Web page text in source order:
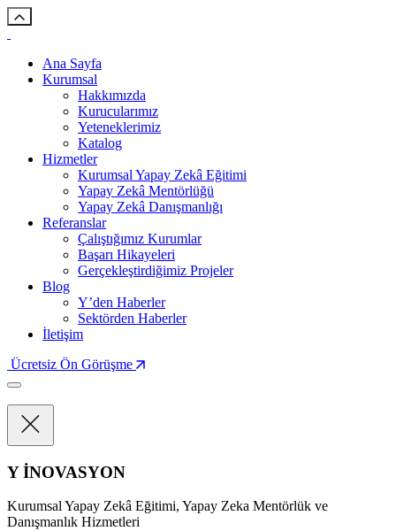
Ana Sayfa
Kurumsal
Hakkımızda
Kurucularımız
Yeteneklerimiz
Katalog
Hizmetler
Kurumsal Yapay Zekâ Eğitimi
Yapay Zekâ Mentörlüğü
Yapay Zekâ Danışmanlığı
Referanslar
Çalıştığımız Kurumlar
Başarı Hikayeleri
Gerçekleştirdiğimiz Projeler
Blog
Y’den Haberler
Sektörden Haberler
İletişim
Ücretsiz Ön Görüşme
Y İNOVASYON
Kurumsal Yapay Zekâ Eğitimi, Yapay Zeka Mentörlük ve
Danışmanlık Hizmetleri